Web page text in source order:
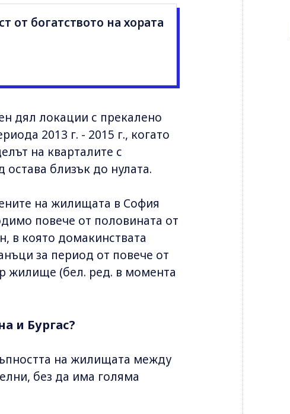
от богатството на хората
дял локации с прекалено
2013 г. - 2015 г., когато
на кварталите с
близък до нулата.
на жилищата в София
повече от половината от
в която домакинствата
за период от повече от
жилище (бел. ред. в момента
и Бургас?
на жилищата между
без да има голяма